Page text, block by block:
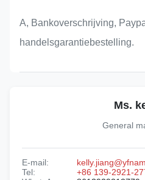
A, Bankoverschrijving,
handelsgarantiebestelling.
Ms.
General
E-mail:
Tel:
+86 139-2921-